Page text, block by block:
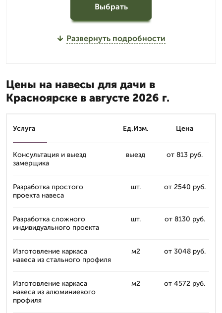
Выбрать
Развернуть подробности
Цены на навесы для дачи в
Красноярске в августе 2026 г.
Услуга Ед.Изм. Цена
Консультация и выезд
замерщика
выезд от 813 руб.
Разработка простого
проекта навеса
шт. от 2540 руб.
Разработка сложного
индивидуального проекта
шт. от 8130 руб.
Изготовление каркаса
навеса из стального профиля
м2 от 3048 руб.
Изготовление каркаса
навеса из алюминиевого
профиля
м2 от 4572 руб.